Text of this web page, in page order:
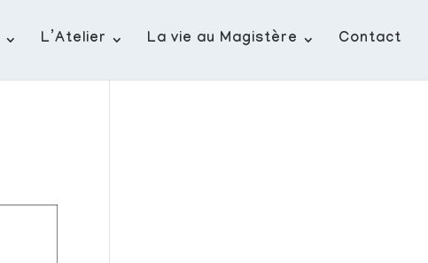
L’Atelier La vie au Magistère Contact